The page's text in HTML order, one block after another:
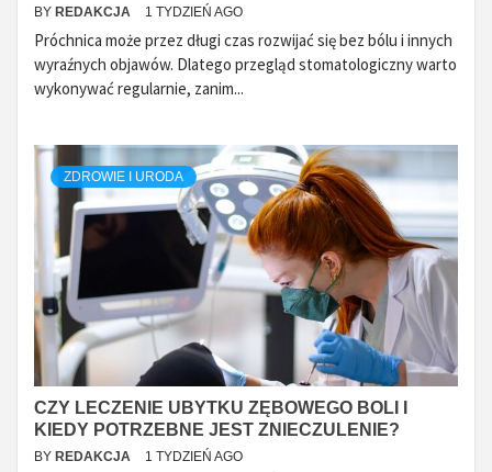
BY REDAKCJA 1 TYDZIEŃ AGO
Próchnica może przez długi czas rozwijać się bez bólu i innych
wyraźnych objawów. Dlatego przegląd stomatologiczny warto
wykonywać regularnie, zanim...
ZDROWIE I URODA
CZY LECZENIE UBYTKU ZĘBOWEGO BOLI I
KIEDY POTRZEBNE JEST ZNIECZULENIE?
BY REDAKCJA 1 TYDZIEŃ AGO